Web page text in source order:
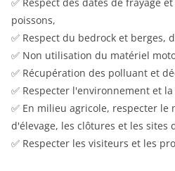
✅ Respect des dates de frayage
poissons,
✅ Respect du bedrock et berges,
✅ Non utilisation du matériel
✅ Récupération des polluant et
✅ Respecter l'environnement et
✅ En milieu agricole, respecter le
d'élevage, les clôtures et les sites
✅ Respecter les visiteurs et les